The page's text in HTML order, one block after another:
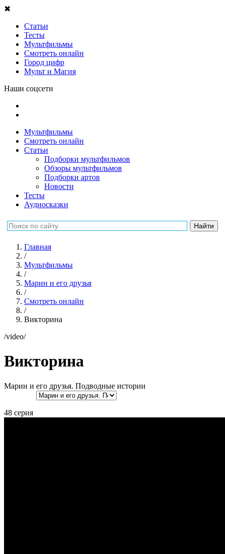
✖
Статьи
Тесты
Мультфильмы
Смотреть онлайн
Город цифр
Мульт и Магия
Наши соцсети
Мультфильмы
Смотреть онлайн
Статьи
Подборки мультфильмов
Обзоры мультфильмов
Подборки артов
Новости
Тесты
Аудиосказки
Главная
/
Мультфильмы
/
Марин и его друзья
/
Смотреть онлайн
/
Викторина
/video/
Викторина
Марин и его друзья. Подводные истории
48 серия